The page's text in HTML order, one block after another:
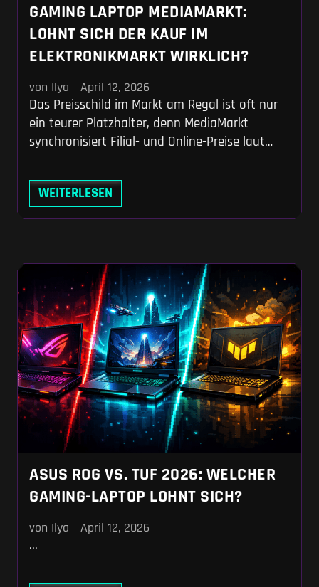
GAMING LAPTOP MEDIAMARKT:
LOHNT SICH DER KAUF IM
ELEKTRONIKMARKT WIRKLICH?
von Ilya April 12, 2026
Das Preisschild im Markt am Regal ist oft nur
ein teurer Platzhalter, denn MediaMarkt
synchronisiert Filial- und Online-Preise laut
Smartphone gegen und zeigst dem Mitarbeiter
den günstigeren Netz-Preis der Konkurrenz,
sparst du an der Kasse massiv Geld. Wir geben
Leistungs-Flaschenhals einpackst.
WEITERLESEN
ASUS ROG VS. TUF 2026: WELCHER
GAMING-LAPTOP LOHNT SICH?
von Ilya April 12, 2026
...